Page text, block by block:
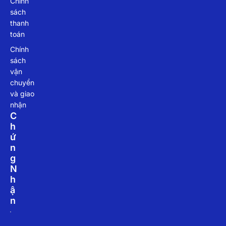
sách
thanh
toán
Chính
sách
vận
chuyển
và giao
nhận
C
H
Ứ
N
G
N
H
Ậ
N